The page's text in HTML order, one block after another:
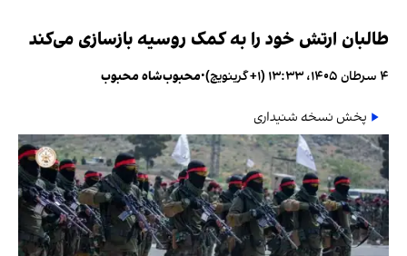
طالبان ارتش خود را به کمک روسیه بازسازی می‌کند
۴ سرطان ۱۴۰۵، ۱۳:۳۳ (‎+۱ گرینویچ) •محبوب‌شاه محبوب
پخش نسخه شنیداری